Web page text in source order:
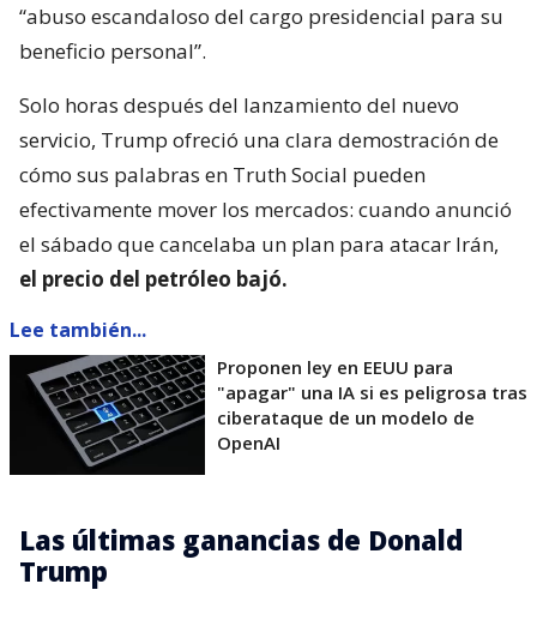
“abuso escandaloso del cargo presidencial para su
beneficio personal”.
Solo horas después del lanzamiento del nuevo
servicio, Trump ofreció una clara demostración de
cómo sus palabras en Truth Social pueden
efectivamente mover los mercados: cuando anunció
el sábado que cancelaba un plan para atacar Irán,
el precio del petróleo bajó.
Lee también...
Proponen ley en EEUU para
"apagar" una IA si es peligrosa tras
ciberataque de un modelo de
OpenAI
Las últimas ganancias de Donald
Trump